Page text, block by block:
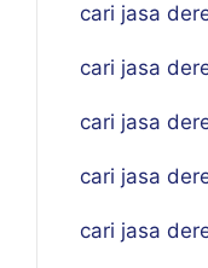
cari jasa
cari jasa
cari jasa
cari jasa
cari jasa